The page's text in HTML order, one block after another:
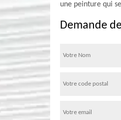
une peinture qui
Demande